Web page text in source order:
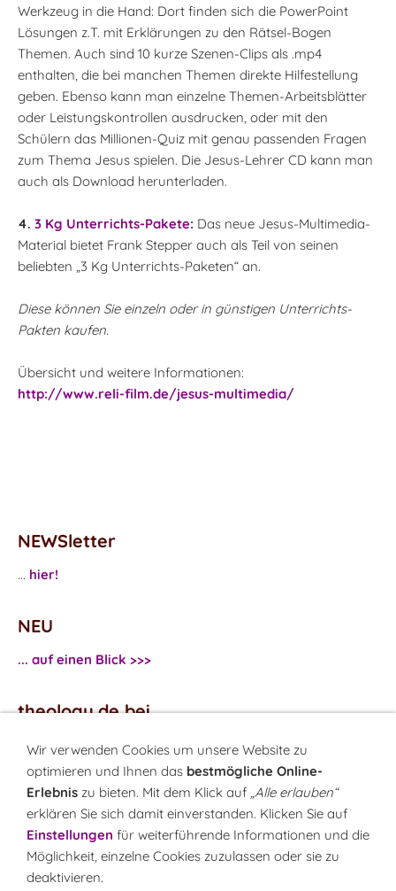
Werkzeug in die Hand: Dort finden sich die PowerPoint
Lösungen z.T. mit Erklärungen zu den Rätsel-Bogen
Themen. Auch sind 10 kurze Szenen-Clips als .mp4
enthalten, die bei manchen Themen direkte Hilfestellung
geben. Ebenso kann man einzelne Themen-Arbeitsblätter
oder Leistungskontrollen ausdrucken, oder mit den
Schülern das Millionen-Quiz mit genau passenden Fragen
zum Thema Jesus spielen. Die Jesus-Lehrer CD kann man
auch als Download herunterladen.
4. 3 Kg Unterrichts-Pakete: Das neue Jesus-Multimedia-
Material bietet Frank Stepper auch als Teil von seinen
beliebten „3 Kg Unterrichts-Paketen“ an.
Diese können Sie einzeln oder in günstigen Unterrichts-
Pakten kaufen.
Übersicht und weitere Informationen:
http://www.reli-film.de/jesus-multimedia/
NEWSletter
... hier!
NEU
... auf einen Blick >>>
theology.de bei
...Facebook
...Twitter
Monatsrätsel
Rätseln & Gewinnen!
Wir verwenden Cookies um unsere Website zu
optimieren und Ihnen das bestmögliche Online-
Erlebnis zu bieten. Mit dem Klick auf „Alle erlauben“
erklären Sie sich damit einverstanden. Klicken Sie auf
Einstellungen für weiterführende Informationen und die
Möglichkeit, einzelne Cookies zuzulassen oder sie zu
deaktivieren.